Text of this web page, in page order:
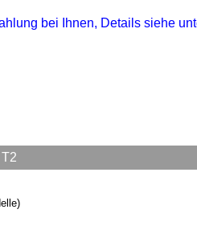
bei Ihnen, Details siehe